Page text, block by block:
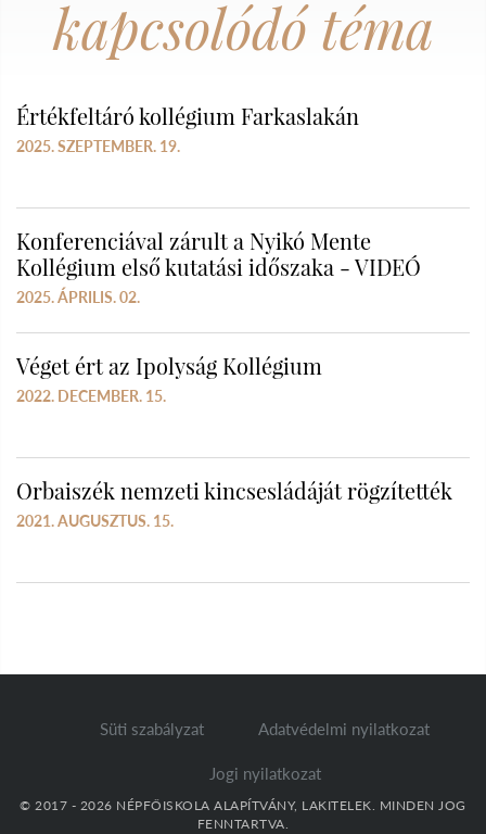
kapcsolódó téma
Értékfeltáró kollégium Farkaslakán
2025. SZEPTEMBER. 19.
Konferenciával zárult a Nyikó Mente
Kollégium első kutatási időszaka - VIDEÓ
2025. ÁPRILIS. 02.
Véget ért az Ipolyság Kollégium
2022. DECEMBER. 15.
Orbaiszék nemzeti kincsesládáját rögzítették
2021. AUGUSZTUS. 15.
Süti szabályzat Adatvédelmi nyilatkozat
Jogi nyilatkozat
© 2017 - 2026 NÉPFŐISKOLA ALAPÍTVÁNY, LAKITELEK. MINDEN JOG
FENNTARTVA.